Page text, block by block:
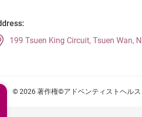
199 Tsuen King Circuit, Tsuen Wan,
© 2026 著作権©アドベンティストヘルス